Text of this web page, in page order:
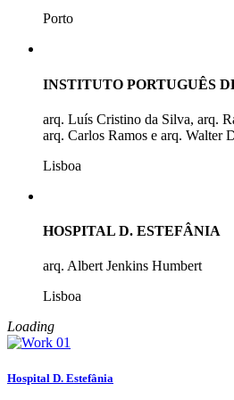
Porto
INSTITUTO PORTUGUÊS
arq. Luís Cristino da Silva, arq.
arq. Carlos Ramos e arq. Walter
Lisboa
HOSPITAL D. ESTEFÂNIA
arq. Albert Jenkins Humbert
Lisboa
Loading
Hospital D. Estefânia